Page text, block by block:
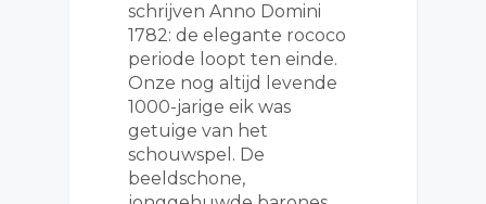
schrijven Anno Domini
1782: de elegante rococo
periode loopt ten einde.
Onze nog altijd levende
1000-jarige eik was
getuige van het
schouwspel. De
beeldschone,